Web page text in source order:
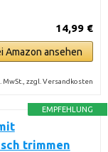
14,99 €
Amazon ansehen
MwSt., zzgl. Versandkosten
EMPFEHLUNG
trimmen